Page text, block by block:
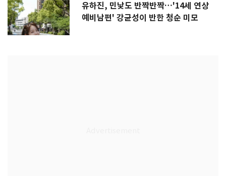
유하진, 민낯도 반짝반짝…'14세 연상
예비남편' 강균성이 반한 청순 미모